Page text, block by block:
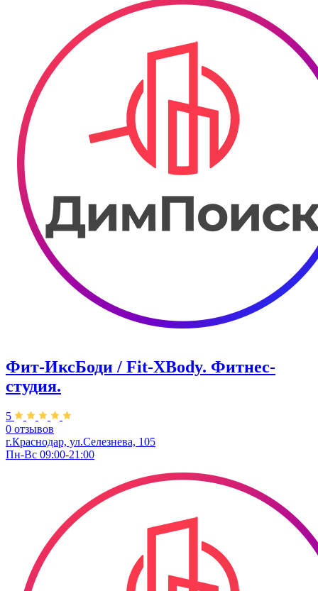
Фит-ИксБоди / Fit-XBody. Фитнес-
студия.
5
0 отзывов
г.Краснодар, ул.Селезнева, 105
Пн-Вс 09:00-21:00